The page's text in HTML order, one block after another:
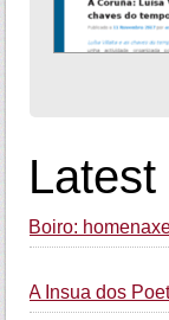
Boiro:
A Insua dos